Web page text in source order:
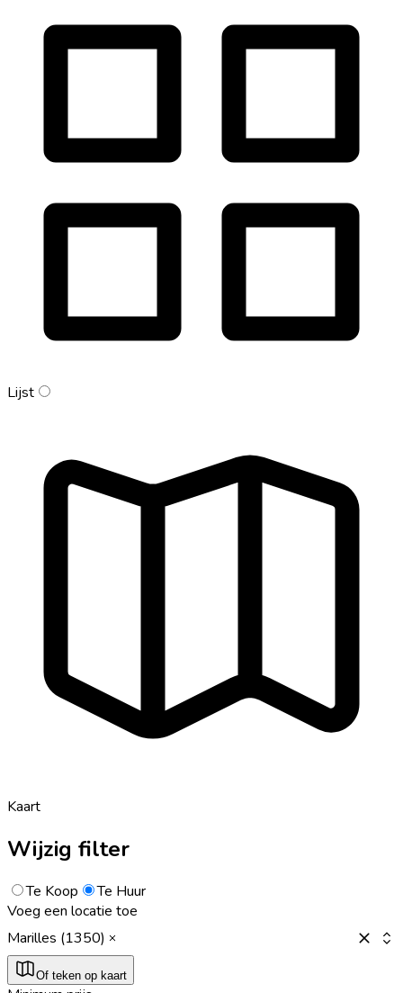
Lijst
Kaart
Wijzig filter
Te Koop
Te Huur
Voeg een locatie toe
Marilles (1350)
Of teken op kaart